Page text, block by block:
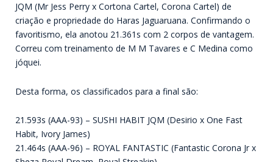
JQM (Mr Jess Perry x Cortona Cartel, Corona Cartel) de
criação e propriedade do Haras Jaguaruana. Confirmando o
favoritismo, ela anotou 21.361s com 2 corpos de vantagem.
Correu com treinamento de M M Tavares e C Medina como
jóquei.
Desta forma, os classificados para a final são:
21.593s (AAA-93) – SUSHI HABIT JQM (Desirio x One Fast
Habit, Ivory James)
21.464s (AAA-96) – ROYAL FANTASTIC (Fantastic Corona Jr x